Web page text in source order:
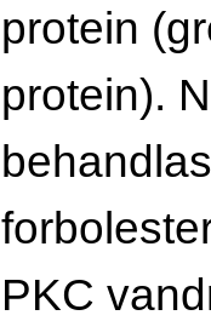
protein
protein).
PKC